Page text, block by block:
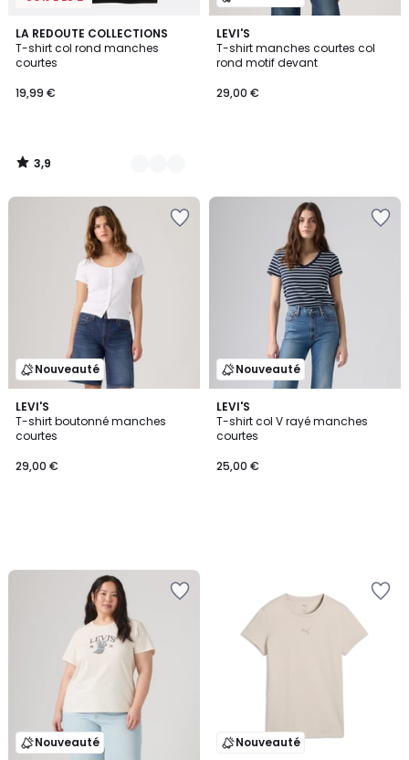
LA REDOUTE COLLECTIONS
T-shirt col rond manches
courtes
19,99 €
3,9
/ 5
3
Couleurs
3,9
/
LEVI'S
T-shirt manches courtes col
rond motif devant
29,00 €
Nouveauté
LEVI'S
T-shirt boutonné manches
courtes
29,00 €
Nouveauté
LEVI'S
T-shirt col V rayé manches
courtes
25,00 €
Nouveauté Nouveauté